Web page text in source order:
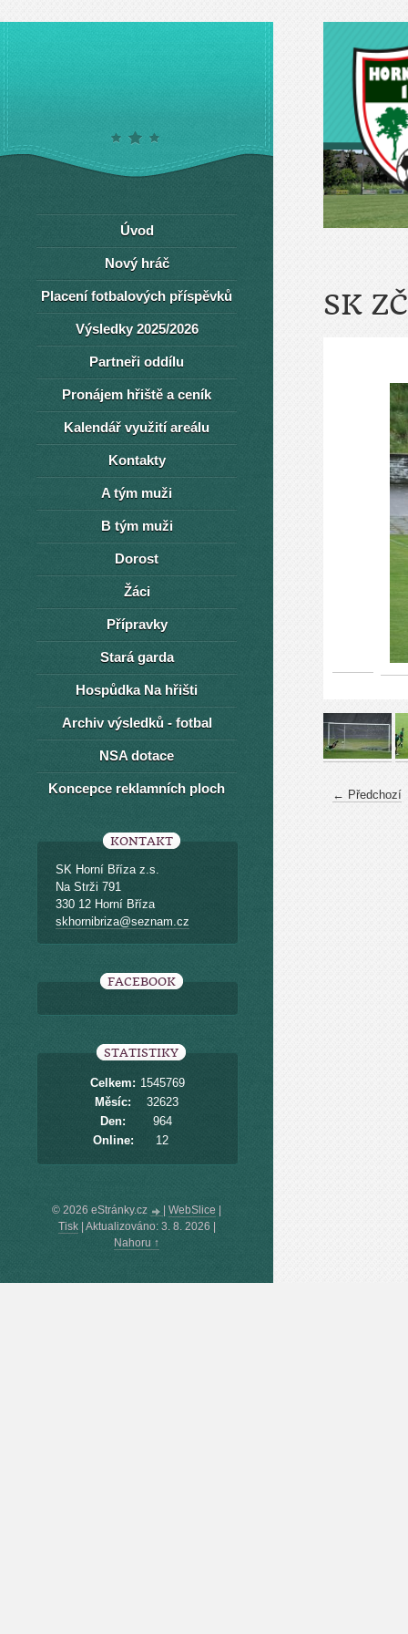
SK
← Předchozí
Úvod
Nový hráč
Placení fotbalových příspěvků
Výsledky 2025/2026
Partneři oddílu
Pronájem hřiště a ceník
Kalendář využití areálu
Kontakty
A tým muži
B tým muži
Dorost
Žáci
Přípravky
Stará garda
Hospůdka Na hřišti
Archiv výsledků - fotbal
NSA dotace
Koncepce reklamních ploch
KONTAKT
SK Horní Bříza z.s.
Na Strži 791
330 12 Horní Bříza
skhornibriza@seznam.cz
FACEBOOK
STATISTIKY
Online: 12
Celkem: 1545769
Měsíc:
32623
Den:
964
© 2026 eStránky.cz WebSlice
Tisk| Aktualizováno: 3. 8. 2026
Nahoru ↑